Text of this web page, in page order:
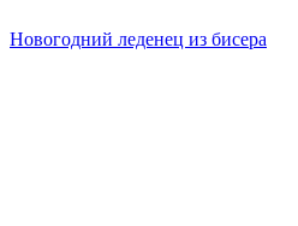
Новогодний леденец из бисера